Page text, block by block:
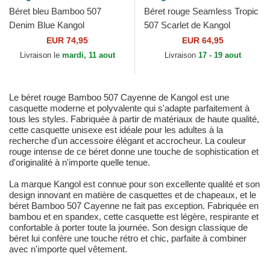
Béret bleu Bamboo 507
Denim Blue Kangol
EUR 74,95
Livraison le mardi, 11 aout
Béret rouge Seamless Tropic
507 Scarlet de Kangol
EUR 64,95
Livraison 17 - 19 aout
Le béret rouge Bamboo 507 Cayenne de Kangol est une
casquette moderne et polyvalente qui s'adapte parfaitement à
tous les styles. Fabriquée à partir de matériaux de haute qualité,
cette casquette unisexe est idéale pour les adultes à la
recherche d'un accessoire élégant et accrocheur. La couleur
rouge intense de ce béret donne une touche de sophistication et
d'originalité à n'importe quelle tenue.
La marque Kangol est connue pour son excellente qualité et son
design innovant en matière de casquettes et de chapeaux, et le
béret Bamboo 507 Cayenne ne fait pas exception. Fabriquée en
bambou et en spandex, cette casquette est légère, respirante et
confortable à porter toute la journée. Son design classique de
béret lui confère une touche rétro et chic, parfaite à combiner
avec n'importe quel vêtement.